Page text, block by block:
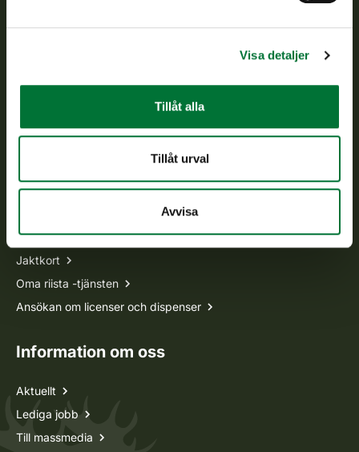
Visa detaljer
Tillåt alla
Tillåt urval
Avvisa
asiakaspalvelu@riista.fi
Jaktkort
Oma riista -tjänsten
Ansökan om licenser och dispenser
Information om oss
Aktuellt
Lediga jobb
Till massmedia